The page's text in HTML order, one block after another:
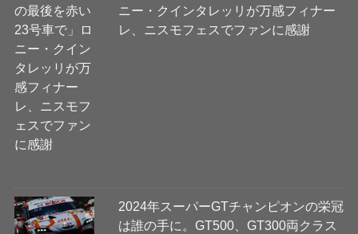
ニー・クインタレッリが万感フィナー
レ、ニスモフェスでファンに感謝
2024年スーパーGTチャンピオンの栄冠
は誰の手に。GT500、GT300両クラス